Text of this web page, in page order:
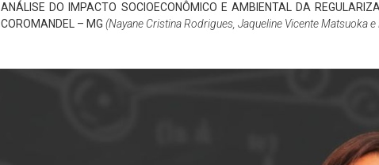
ANÁLISE DO IMPACTO SOCIOECONÔMICO E AMBIENTAL DA
COROMANDEL – MG (Nayane Cristina Rodrigues, Jaqueline Vicente Matsuoka